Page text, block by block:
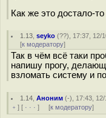
Как же это достало-
1.13 ,seyko (??), 17:37, 12/
[к модератору]
Так в чём всё таки
напишу прогу,
взломать систему и
1.14 ,Аноним (-), 17:43,
﹢ ] [ · · · ] [к модератору]